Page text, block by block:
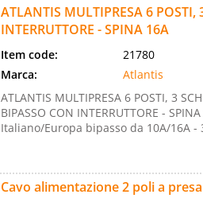
ATLANTIS MULTIPRESA 6 POSTI,
INTERRUTTORE - SPINA 16A
Item code:
21780
Marca:
Atlantis
ATLANTIS MULTIPRESA 6 POSTI, 3
BIPASSO CON INTERRUTTORE -
Italiano/Europa bipasso da 10A/16A -
Cavo alimentazione 2 poli a